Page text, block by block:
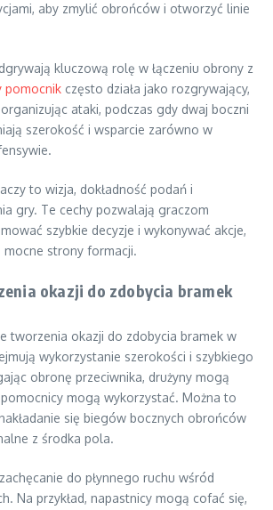
aby zmylić obrońców i otworzyć linie
kluczową rolę w łączeniu obrony z
pomocnik często działa jako rozgrywający,
ataki, podczas gdy dwaj boczni
szerokość i wsparcie zarówno w
to wizja, dokładność podań i
gry. Te cechy pozwalają graczom
szybkie decyzje i wykonywać akcje,
strony formacji.
okazji do zdobycia bramek
tworzenia okazji do zdobycia bramek w
wykorzystanie szerokości i szybkiego
obronę przeciwnika, drużyny mogą
mogą wykorzystać. Można to
się biegów bocznych obrońców
z środka pola.
do płynnego ruchu wśród
Na przykład, napastnicy mogą cofać się,